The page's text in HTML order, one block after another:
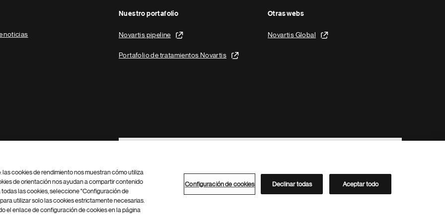
noticias
Nuestro portafolio
Novartis pipeline
Portafolio de tratamientos Novartis
Otras webs
Novartis Global
Footer Site Search
Configuración de cookies Mapa del sitio
Directorio de Novartis
cookies de rendimiento nos muestran cómo utiliza
de orientación nos ayudan a compartir contenido
las cookies, seleccione "Configuración de
utilizar solo las cookies estrictamente necesarias.
el enlace de configuración de cookies en la página
Configuración de cookies Declinar todas Aceptar todo